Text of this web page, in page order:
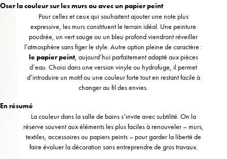
Oser la couleur sur les murs ou avec un papier peint
Pour celles et ceux qui souhaitent ajouter une note plus
expressive, les murs constituent le terrain idéal. Une peinture
poudrée, un vert sauge ou un bleu profond viendront réveiller
l’atmosphère sans figer le style. Autre option pleine de caractère :
le papier peint, aujourd’hui parfaitement adapté aux pièces
d’eau. Choisi dans une version vinyle ou hydrofuge, il permet
d’introduire un motif ou une couleur forte tout en restant facile à
changer au fil des envies.
En résumé
La couleur dans la salle de bains s’invite avec subtilité. On la
réserve souvent aux éléments les plus faciles à renouveler – murs,
textiles, accessoires ou papiers peints – pour garder la liberté de
faire évoluer la décoration sans entreprendre de gros travaux.